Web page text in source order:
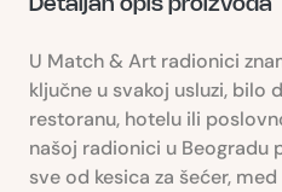
Detaljan opis proizvoda
U Match & Art radionici
ključne u svakoj usluzi, bilo
restoranu, hotelu ili
našoj radionici u Beogradu
sve od kesica za šećer,